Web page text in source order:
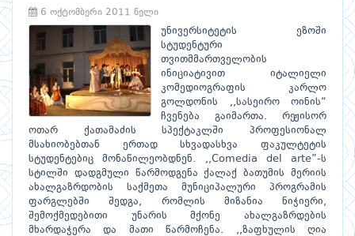
6 ოქტომბერი 2011 წელი
უნივერსიტეტის ეზოში
სტუდენტური
თვითმმართველობის
ინიციატივით იტალიელი
კომედიოგრაფის კარლო
გოლდონის ,,სასეირო ოინის“
ჩვენება გაიმართა. რეჟისორ
ოთარ ქათამაძის სპექტაკლში პროფესიონალ
მსახიობებთან ერთად სხვადასხვა ფაკულტეტის
სტუდენტებიც მონაწილეობდნენ. ,,Comedia del arte”-ს
სტილში დადგმული წარმოდგენა ქალაქ ბათუმის მერიის
ახალგაზრდობის საქმეთა მუნიციპალური პროგრამის
ფარგლებში შედგა, რომლის მიზანია ნიჭიერი,
შემოქმედებითი უნარის მქონე ახალგაზრდების
მხარდაჭერა და მათი წარმოჩენა. ,,ზაფხულის ღია